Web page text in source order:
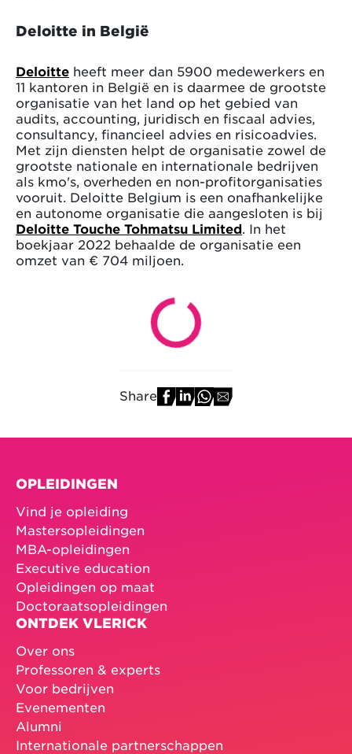
Deloitte in België
Deloitte heeft meer dan 5900 medewerkers en
11 kantoren in België en is daarmee de grootste
organisatie van het land op het gebied van
audits, accounting, juridisch en fiscaal advies,
consultancy, financieel advies en risicoadvies.
Met zijn diensten helpt de organisatie zowel de
grootste nationale en internationale bedrijven
als kmo's, overheden en non-profitorganisaties
vooruit. Deloitte Belgium is een onafhankelijke
en autonome organisatie die aangesloten is bij
Deloitte Touche Tohmatsu Limited . In het
boekjaar 2022 behaalde de organisatie een
omzet van € 704 miljoen.
Share
OPLEIDINGEN
Vind je opleiding
Mastersopleidingen
MBA-opleidingen
Executive education
Opleidingen op maat
Doctoraatsopleidingen
ONTDEK VLERICK
Over ons
Professoren & experts
Voor bedrijven
Evenementen
Alumni
Internationale partnerschappen